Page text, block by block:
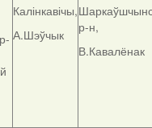
Калінкавічы,
А.Шэўчык
р-н,
В.Кавалёнак